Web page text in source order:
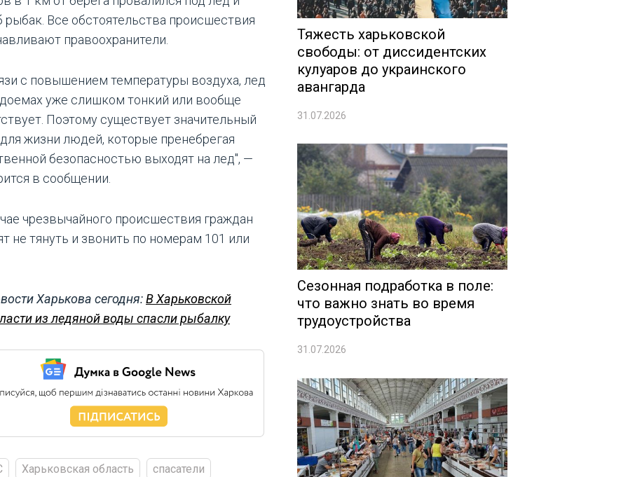
рыбак. Все обстоятельства происшествия
правоохранители.
с повышением температуры воздуха, лед
уже слишком тонкий или вообще
Поэтому существует значительный
жизни людей, которые пренебрегая
безопасностью выходят на лед", —
в сообщении.
чрезвычайного происшествия граждан
не тянуть и звонить по номерам 101 или
Харькова сегодня:В Харьковской
из ледяной воды спасли рыбалку
Харьковская область
спасатели
Тяжесть харьковской
свободы: от диссидентских
кулуаров до украинского
авангарда
31.07.2026
Сезонная подработка в поле:
что важно знать во время
трудоустройства
31.07.2026